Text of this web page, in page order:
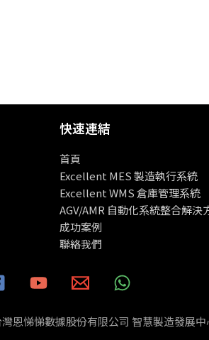
快速連結
首頁
Excellent MES 製造執行系統
Excellent WMS 倉庫管理系統
AGV/AMR 自動化系統整合解決
成功案例
聯絡我們
恩悌悌數據股份有限公司 智慧製造發展中